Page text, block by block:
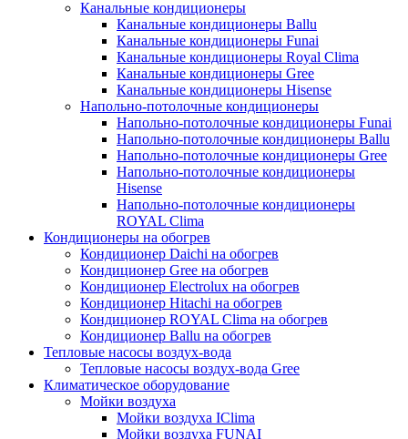
Канальные кондиционеры
Канальные кондиционеры Ballu
Канальные кондиционеры Funai
Канальные кондиционеры Royal Clima
Канальные кондиционеры Gree
Канальные кондиционеры Hisense
Напольно-потолочные кондиционеры
Напольно-потолочные кондиционеры Funai
Напольно-потолочные кондиционеры Ballu
Напольно-потолочные кондиционеры Gree
Напольно-потолочные кондиционеры
Hisense
Напольно-потолочные кондиционеры
ROYAL Clima
Кондиционеры на обогрев
Кондиционер Daichi на обогрев
Кондиционер Gree на обогрев
Кондиционер Electrolux на обогрев
Кондиционер Hitachi на обогрев
Кондиционер ROYAL Clima на обогрев
Кондиционер Ballu на обогрев
Тепловые насосы воздух-вода
Тепловые насосы воздух-вода Gree
Климатическое оборудование
Мойки воздуха
Мойки воздуха IClima
Мойки воздуха FUNAI